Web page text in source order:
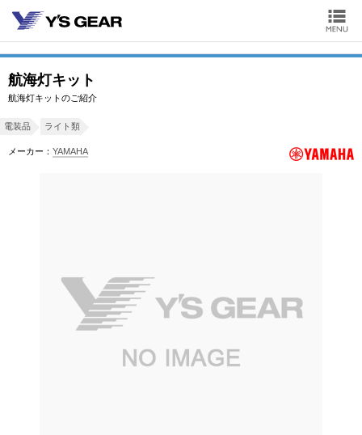
航海灯キット
航海灯キットのご紹介
電装品 ライト類
メーカー： YAMAHA